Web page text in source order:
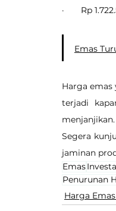
·       Rp
Emas
Harga
terjadi
menjanjikan.
Segera
jaminan
Emas
Penurunan
Harga